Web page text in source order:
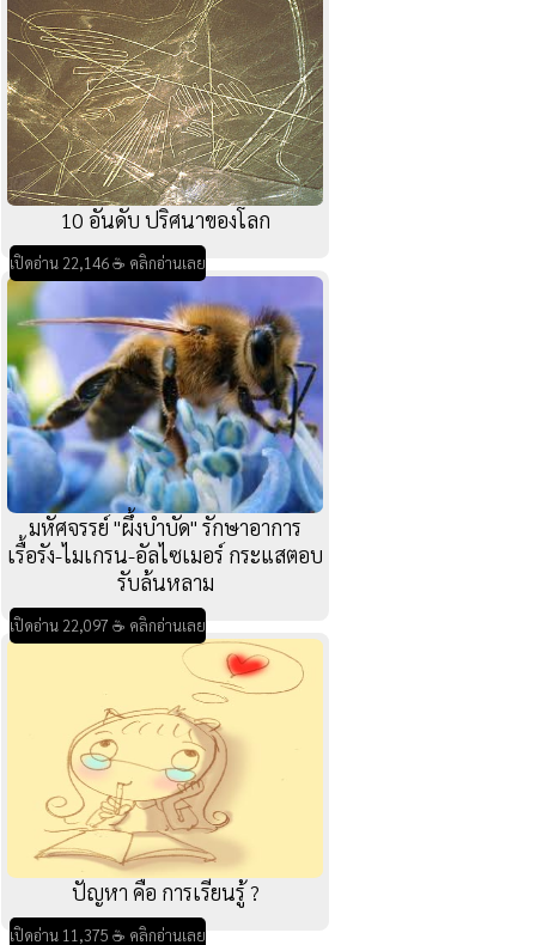
เปิดอ่าน 16,710 ☕ คลิกอ่านเลย
10 อันดับ ปริศนาของโลก
เปิดอ่าน 22,146 ☕ คลิกอ่านเลย
มหัศจรรย์ "ผึ้งบำบัด" รักษาอาการ
เรื้อรัง-ไมเกรน-อัลไซเมอร์ กระแสตอบ
รับล้นหลาม
เปิดอ่าน 22,097 ☕ คลิกอ่านเลย